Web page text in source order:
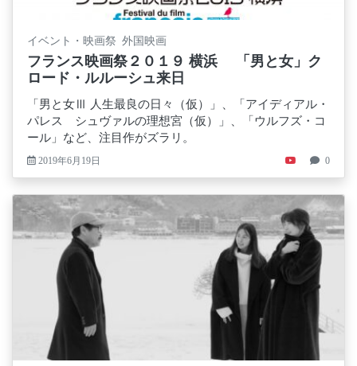
イベント・映画祭 外国映画
フランス映画祭２０１９ 横浜 「男と女」ク
ロード・ルルーシュ来日
「男と女Ⅲ 人生最良の日々（仮）」、「アイディアル・
パレス シュヴァルの理想宮（仮）」、「ウルフズ・コ
ール」など、注目作がズラリ。
2019年6月19日 0